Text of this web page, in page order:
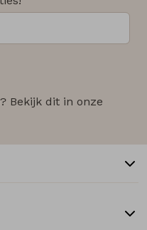
Bekijk dit in onze